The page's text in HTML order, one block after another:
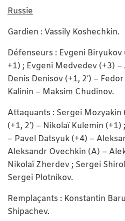
Russie
Gardien : Vassily Koshechkin.
Défenseurs : Evgeni Biryukov
+1) ; Evgeni Medvedev (+3) –
Denis Denisov (+1, 2′) –
Kalinin – Maksim Chudinov.
Attaquants : Sergei Mozyakin
(+1, 2′) – Nikolaï Kulemin
– Pavel Datsyuk (+4) –
Aleksandr Ovechkin (A) –
Nikolaï Zherdev ; Sergei
Sergei Plotnikov.
Remplaçants : Konstantin
Shipachev.